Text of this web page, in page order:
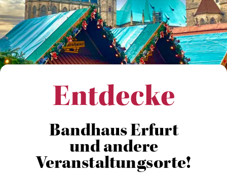
Entdecke
Bandhaus Erfurt
und andere
Veranstaltungsorte!